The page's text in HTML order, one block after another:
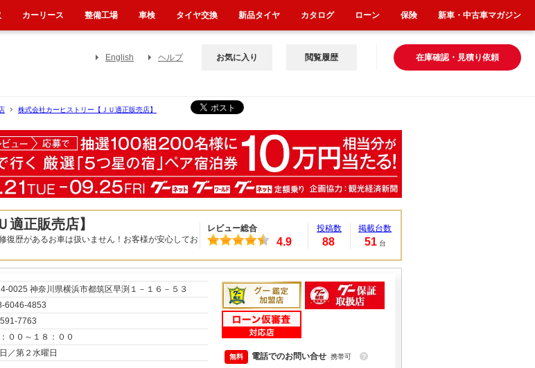
English ヘルプ 在庫確認・見積り依頼
お気に入り 閲覧履歴
株式会社カーヒストリー【ＪＵ適正販売店】
正販売店】
復歴があるお車は扱いません！お客様が安心してお
レビュー総合
4.9
投稿数
88
掲載台数
51 台
0025 神奈川県横浜市都筑区早渕１－１６－５３
6046-4853
7763
００～１８：００
／第２水曜日 電話でのお問い合せ 携帯可 ？
カーリース 整備工場 車検 タイヤ交換 新品タイヤ カタログ ローン 保険 新車・中古車マガジン